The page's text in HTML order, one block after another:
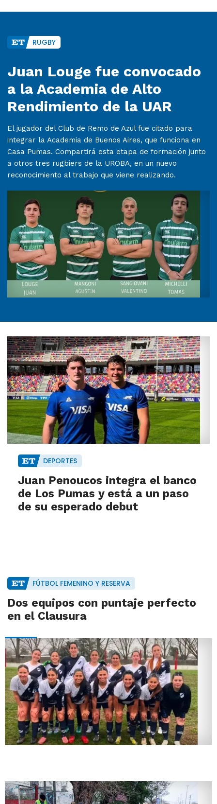
RUGBY
Juan Louge fue convocado
a la Academia de Alto
Rendimiento de la UAR
El jugador del Club de Remo de Azul fue citado para
integrar la Academia de Buenos Aires, que funciona en
Casa Pumas. Compartirá esta etapa de formación junto
a otros tres rugbiers de la UROBA, en un nuevo
reconocimiento al trabajo que viene realizando.
DEPORTES
Juan Penoucos integra el banco
de Los Pumas y está a un paso
de su esperado debut
FÚTBOL FEMENINO Y RESERVA
Dos equipos con puntaje perfecto
en el Clausura